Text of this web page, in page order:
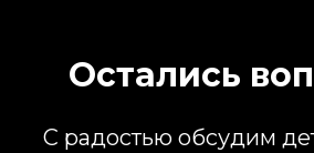
Остались
С радостью обсудим